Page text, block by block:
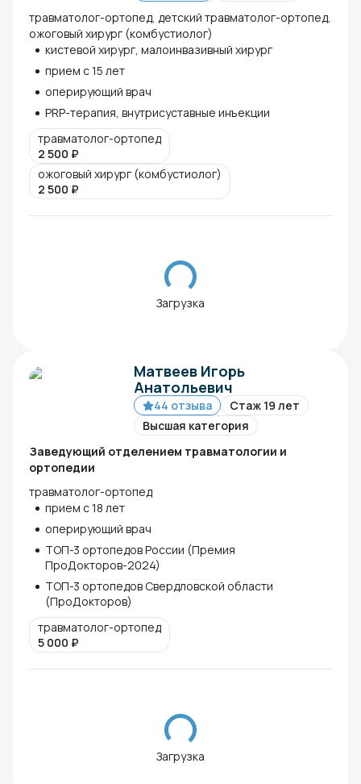
травматолог-ортопед, детский травматолог-ортопед,
ожоговый хирург (комбустиолог)
кистевой хирург, малоинвазивный хирург
прием с 15 лет
оперирующий врач
PRP-терапия, внутрисуставные инъекции
травматолог-ортопед
2 500 ₽
ожоговый хирург (комбустиолог)
2 500 ₽
Загрузка
Матвеев Игорь
Анатольевич
44 отзыва
Стаж 19 лет
Высшая категория
Заведующий отделением травматологии и
ортопедии
травматолог-ортопед
прием с 18 лет
оперирующий врач
ТОП-3 ортопедов России (Премия
ПроДокторов-2024)
ТОП-3 ортопедов Свердловской области
(ПроДокторов)
травматолог-ортопед
5 000 ₽
Загрузка